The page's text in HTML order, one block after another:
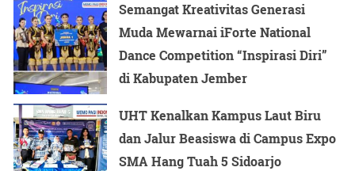
Semangat Kreativitas Generasi
Muda Mewarnai iForte National
Dance Competition “Inspirasi Diri”
di Kabupaten Jember
UHT Kenalkan Kampus Laut Biru
dan Jalur Beasiswa di Campus Expo
SMA Hang Tuah 5 Sidoarjo